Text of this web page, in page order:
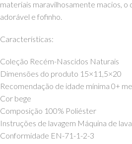
materiais maravilhosamente macios,
adorável e fofinho.
Características:
Coleção Recém-Nascidos Naturais
Dimensões do produto 15×11,5×20
Recomendação de idade mínima 0+
Cor bege
Composição 100% Poliéster
Instruções de lavagem Máquina de
Conformidade EN-71-1-2-3